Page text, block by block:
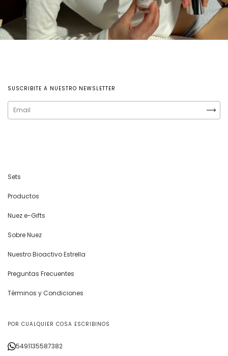
SUSCRIBITE A NUESTRO NEWSLETTER
Sets
Productos
Nuez e-Gifts
Sobre Nuez
Nuestro Bioactivo Estrella
Preguntas Frecuentes
Términos y Condiciones
POR CUALQUIER COSA ESCRIBINOS
5491135587382